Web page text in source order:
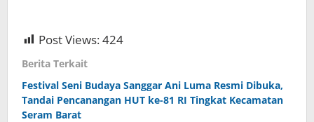
Post Views:424
Berita Terkait
Festival Seni Budaya Sanggar Ani Luma Resmi Dibuka,
Tandai Pencanangan HUT ke-81 RI Tingkat Kecamatan
Seram Barat